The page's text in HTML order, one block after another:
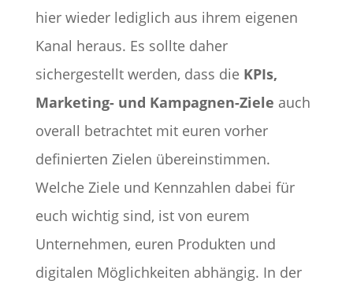
hier wieder lediglich aus ihrem eigenen
Kanal heraus. Es sollte daher
sichergestellt werden, dass die KPIs,
Marketing- und Kampagnen-Ziele auch
overall betrachtet mit euren vorher
definierten Zielen übereinstimmen.
Welche Ziele und Kennzahlen dabei für
euch wichtig sind, ist von eurem
Unternehmen, euren Produkten und
digitalen Möglichkeiten abhängig. In der